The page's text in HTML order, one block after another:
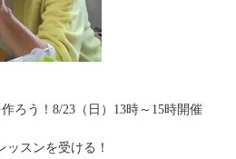
ろう！8/23（日）13時～15時開催
スンを受ける！